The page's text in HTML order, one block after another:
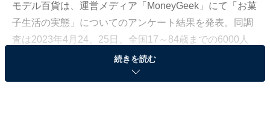
モデル百貨は、運営メディア「MoneyGeek」にて「お菓
子生活の実態」についてのアンケート結果を発表。同調
査は2023年4月24、25日、全国17～84歳までの6000人
を対象にした事前調査から、食料品を買う際に必ずお菓
子を買うと回答した“お菓子好き”1000人をピックアップ
続きを読む